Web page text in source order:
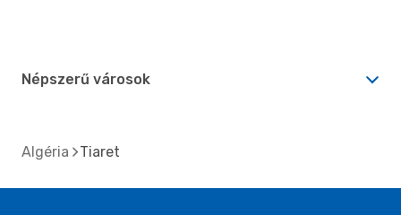
Népszerű városok
Algéria Tiaret